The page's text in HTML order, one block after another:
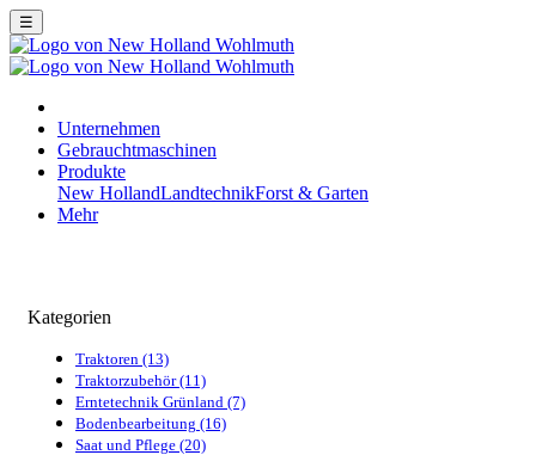
☰
Unternehmen
Gebrauchtmaschinen
Produkte
New HollandLandtechnikForst & Garten
Mehr
Kategorien
Traktoren (13)
Traktorzubehör (11)
Erntetechnik Grünland (7)
Bodenbearbeitung (16)
Saat und Pflege (20)